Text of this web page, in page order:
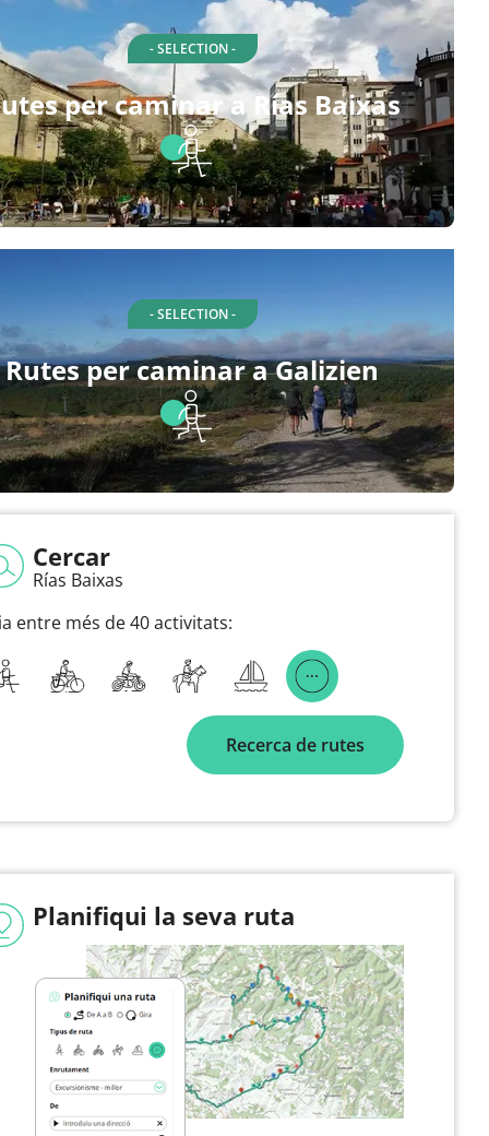
- SELECTION -
per caminar a Rías Baixas
- SELECTION -
Rutes per caminar a Galizien
Cercar
Rías Baixas
entre més de 40 activitats:
Recerca de rutes
Planifiqui la seva ruta